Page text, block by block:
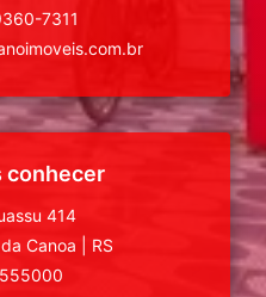
7311
conhecer
414
Canoa
RS